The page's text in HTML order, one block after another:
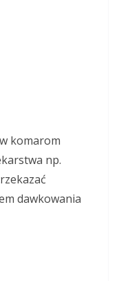
komarom
np.
dawkowania